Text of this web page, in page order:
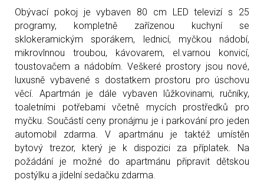
Obývací pokoj je vybaven 80 cm LED televizí s 25
programy, kompletně zařízenou kuchyní se
sklokeramickým sporákem, lednicí, myčkou nádobí,
mikrovlnnou troubou, kávovarem, el.varnou konvicí,
toustovačem a nádobím. Veškeré prostory jsou nové,
luxusně vybavené s dostatkem prostoru pro úschovu
věcí. Apartmán je dále vybaven lůžkovinami, ručníky,
toaletními potřebami včetně mycích prostředků pro
myčku. Součástí ceny pronájmu je i parkování pro jeden
automobil zdarma. V apartmánu je taktéž umístěn
bytový trezor, který je k dispozici za příplatek. Na
požádání je možné do apartmánu připravit dětskou
postýlku a jídelní sedačku zdarma.